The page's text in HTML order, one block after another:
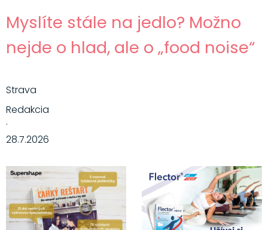
Myslíte stále na jedlo? Možno
nejde o hlad, ale o „food noise“
Strava
Redakcia
·
28.7.2026